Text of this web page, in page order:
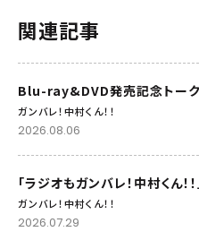
関連記事
Blu-ray&DVD発売記念トーク
ガンバレ！中村くん！！
2026.08.06
「ラジオもガンバレ！中村くん！
ガンバレ！中村くん！！
2026.07.29